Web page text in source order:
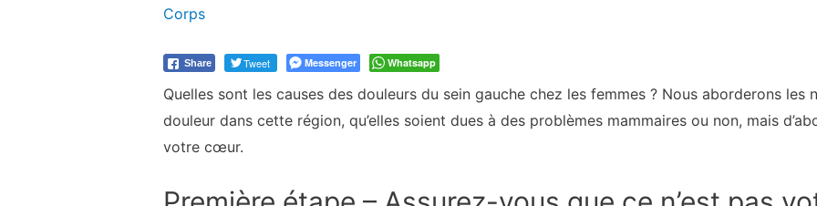
Corps
Share Tweet Messenger Whatsapp
Quelles sont les causes des douleurs du sein gauche chez les femmes ? Nous aborderons les
douleur dans cette région, qu’elles soient dues à des problèmes mammaires ou non, mais
votre cœur.